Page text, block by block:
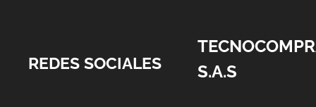
REDES SOCIALES
S.A.S